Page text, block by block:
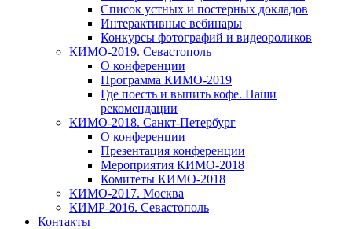
Список устных и постерных докладов
Интерактивные вебинары
Конкурсы фотографий и видеороликов
КИМО-2019. Севастополь
О конференции
Программа КИМО-2019
Где поесть и выпить кофе. Наши
рекомендации
КИМО-2018. Санкт-Петербург
О конференции
Презентация конференции
Мероприятия КИМО-2018
Комитеты КИМО-2018
КИМО-2017. Москва
КИМР-2016. Севастополь
Контакты